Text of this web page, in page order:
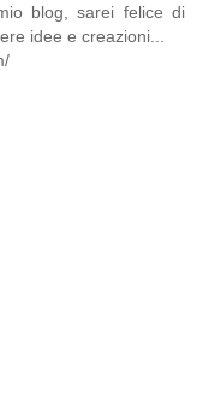
blog, sarei felice di
idee e creazioni...